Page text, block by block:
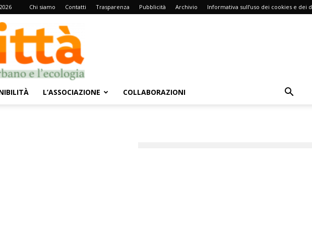
Chi siamo Contatti Trasparenza Pubblicità Archivio Informativa sull’uso dei cookies e dei
L’ASSOCIAZIONE COLLABORAZIONI